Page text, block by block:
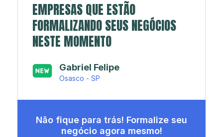
EMPRESAS QUE ESTÃO
FORMALIZANDO SEUS NEGÓCIOS
NESTE MOMENTO
Japa’s açaí e sorveteria
Rio de Janeiro - RJ
Não fique para trás! Formalize seu
negócio agora mesmo!